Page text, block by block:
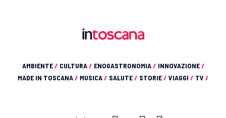
AMBIENTE/ CULTURA/ ENOGASTRONOMIA/ INNOVAZIONE/
MADE IN TOSCANA/ MUSICA/ SALUTE/ STORIE/ VIAGGI / TV /